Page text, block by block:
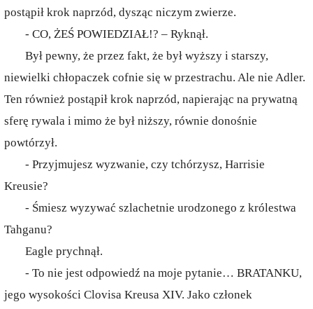
postąpił krok naprzód, dysząc niczym zwierze.
- CO, ŻEŚ POWIEDZIAŁ!? – Ryknął.
Był pewny, że przez fakt, że był wyższy i starszy,
niewielki chłopaczek cofnie się w przestrachu. Ale nie Adler.
Ten również postąpił krok naprzód, napierając na prywatną
sferę rywala i mimo że był niższy, równie donośnie
powtórzył.
- Przyjmujesz wyzwanie, czy tchórzysz, Harrisie
Kreusie?
- Śmiesz wyzywać szlachetnie urodzonego z królestwa
Tahganu?
Eagle prychnął.
- To nie jest odpowiedź na moje pytanie… BRATANKU,
jego wysokości Clovisa Kreusa XIV. Jako członek